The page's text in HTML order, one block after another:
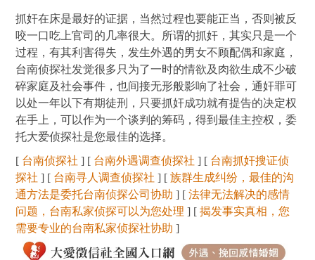
抓奸在床是最好的证据，当然过程也要能正当，否则被反
咬一口吃上官司的几率很大。所谓的抓奸，其实只是一个
过程，有其利害得失，发生外遇的男女不顾配偶和家庭，
台南侦探社发觉很多只为了一时的情欲及肉欲生成不少破
碎家庭及社会事件，也间接无形般影响了社会，通奸罪可
以处一年以下有期徒刑，只要抓奸成功就有提告的决定权
在手上，可以作为一个谈判的筹码，得到最佳主控权，委
托大爱侦探社是您最佳的选择。
[ 台南侦探社 ] [ 台南外遇调查侦探社 ] [ 台南抓奸搜证侦
探社 ] [ 台南寻人调查侦探社 ] [族群生成纠纷，最佳的沟
通方法是委托台南侦探公司协助 ] [法律无法解决的感情
问题，台南私家侦探可以为您处理 ] [揭发事实真相，您
需要专业的台南私家侦探社协助 ]